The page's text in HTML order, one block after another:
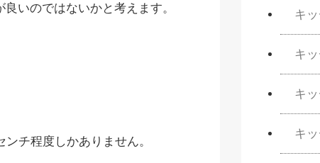
いのではないかと考えます。
チ程度しかありません。
キ
キ
キ
キ